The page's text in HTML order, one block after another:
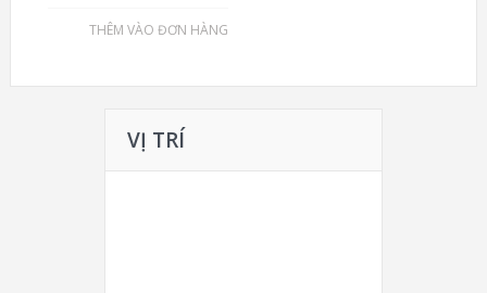
THÊM VÀO ĐƠN HÀNG
VỊ TRÍ